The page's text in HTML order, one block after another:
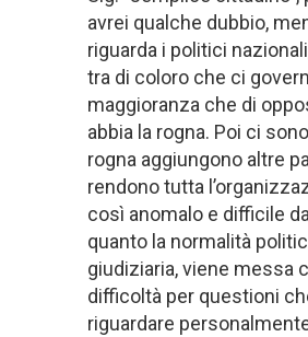
avrei qualche dubbio,
riguarda i politici
tra di coloro che ci
maggioranza che di
abbia la rogna. Poi ci
rogna aggiungono altre
rendono tutta
così anomalo e difficile
quanto la normalità
giudiziaria, viene messa
difficoltà per questioni
riguardare